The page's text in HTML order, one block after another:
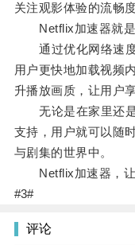
关注观影体验的流畅
Netflix加速器就是
通过优化网络速度
用户更快地加载视频
升播放画质，让用户
无论是在家里还是
支持，用户就可以随
与剧集的世界中。
Netflix加速器，让
#3#
评论